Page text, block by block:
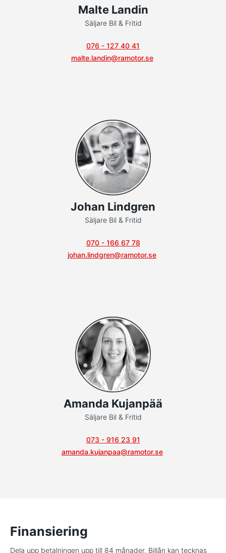
Malte Landin
Säljare Bil & Fritid
076 - 127 40 41
malte.landin@ramotor.se
Johan Lindgren
Säljare Bil & Fritid
070 - 166 67 78
johan.lindgren@ramotor.se
Amanda Kujanpää
Säljare Bil & Fritid
073 - 916 23 91
amanda.kujanpaa@ramotor.se
Finansiering
Dela upp betalningen upp till 84 månader. Billån kan tecknas